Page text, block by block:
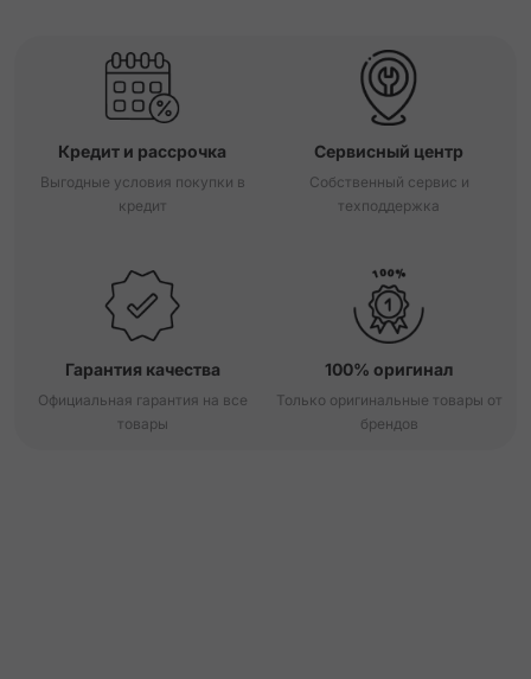
Кредит и рассрочка
Выгодные условия покупки в
кредит
Сервисный центр
Собственный сервис и
техподдержка
Гарантия качества
Официальная гарантия на все
товары
100% оригинал
Только оригинальные товары от
брендов